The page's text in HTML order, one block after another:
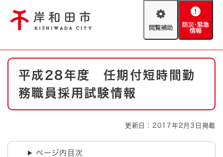
閲
助
防
緊
情
やさしい日本語
防災・緊急情報 救急・消防
ハザードマップ AED設置箇所
本
平成28年度 任期付短時間勤
務職員採用試験情報
更新日：2017年2月3日掲載
ページ内目次